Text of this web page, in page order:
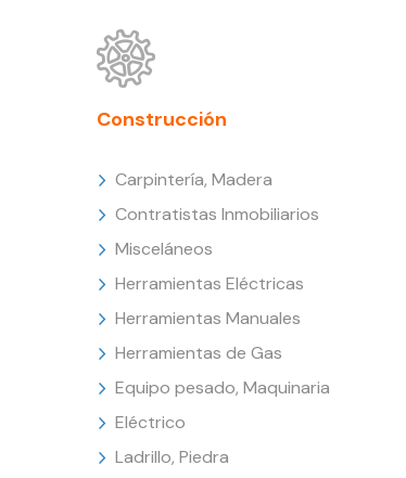
Construcción
Carpintería, Madera
Contratistas Inmobiliarios
Misceláneos
Herramientas Eléctricas
Herramientas Manuales
Herramientas de Gas
Equipo pesado, Maquinaria
Eléctrico
Ladrillo, Piedra